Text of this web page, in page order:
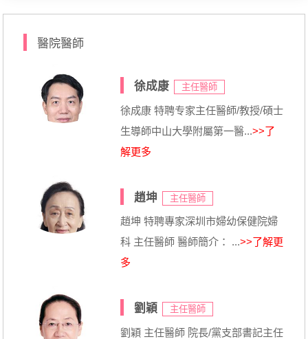
醫院醫師
徐成康 主任醫師
徐成康 特聘专家主任醫師/教授/碩士
生導師中山大學附屬第一醫...>>了
解更多
趙坤 主任醫師
趙坤 特聘專家深圳市婦幼保健院婦
科 主任醫師 醫師簡介： ...>>了解更
多
劉穎 主任醫師
劉穎 主任醫師 院長/黨支部書記主任